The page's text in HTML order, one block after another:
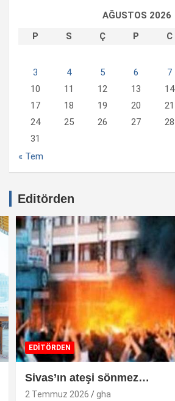
AĞUSTOS 2026
P
S Ç P C
3
4 5 6 7
10
11 12 13 14
17
18 19 20 21
24
25 26 27 28
31
« Tem
Editörden
EDİTÖRDEN
Sivas’ın ateşi sönmez…
2 Temmuz 2026 gha